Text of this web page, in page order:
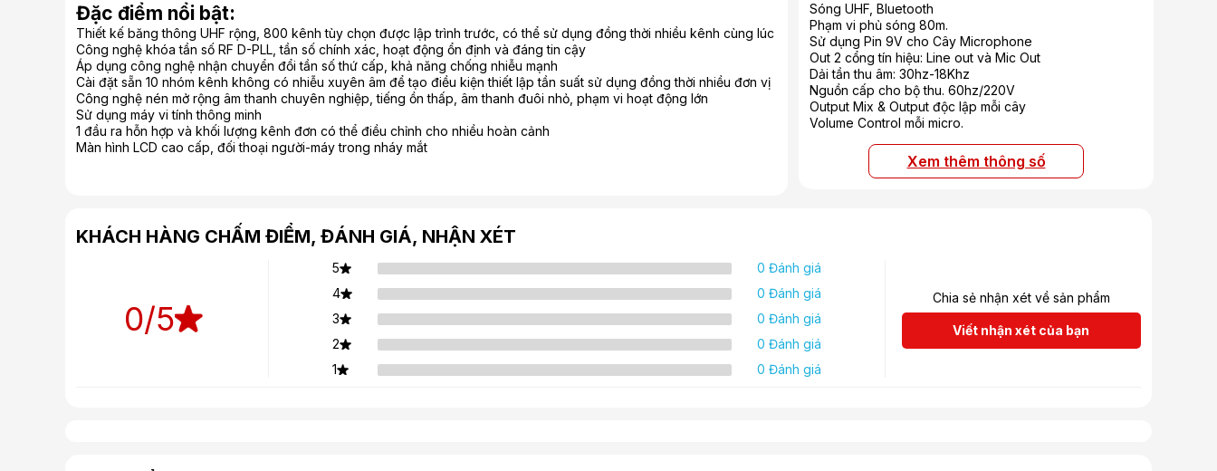
Đặc điểm nổi bật:
Thiết kế băng thông UHF rộng, 800 kênh tùy chọn được lập trình trước, có thể sử dụng đồng thời nhiều kênh cùng lúc
Công nghệ khóa tần số RF D-PLL, tần số chính xác, hoạt động ổn định và đáng tin cậy
Áp dụng công nghệ nhận chuyển đổi tần số thứ cấp, khả năng chống nhiễu mạnh
Cài đặt sẵn 10 nhóm kênh không có nhiễu xuyên âm để tạo điều kiện thiết lập tần suất sử dụng đồng thời nhiều đơn vị
Công nghệ nén mở rộng âm thanh chuyên nghiệp, tiếng ồn thấp, âm thanh đuôi nhỏ, phạm vi hoạt động lớn
Sử dụng máy vi tính thông minh
1 đầu ra hỗn hợp và khối lượng kênh đơn có thể điều chỉnh cho nhiều hoàn cảnh
Màn hình LCD cao cấp, đối thoại người-máy trong nháy mắt
Sóng UHF, Bluetooth
Phạm vi phủ sóng 80m.
Sử dụng Pin 9V cho Cây Microphone
Out 2 cổng tín hiệu: Line out và Mic Out
Dải tần thu âm: 30hz-18Khz
Nguồn cấp cho bộ thu. 60hz/220V
Output Mix & Output độc lập mỗi cây
Volume Control mỗi micro.
Xem thêm thông số
KHÁCH HÀNG CHẤM ĐIỂM, ĐÁNH GIÁ, NHẬN XÉT
0/5
5
0 Đánh giá
4
0 Đánh giá
3
0 Đánh giá
2
0 Đánh giá
1
0 Đánh giá
Chia sẻ nhận xét về sản phẩm
Viết nhận xét của bạn